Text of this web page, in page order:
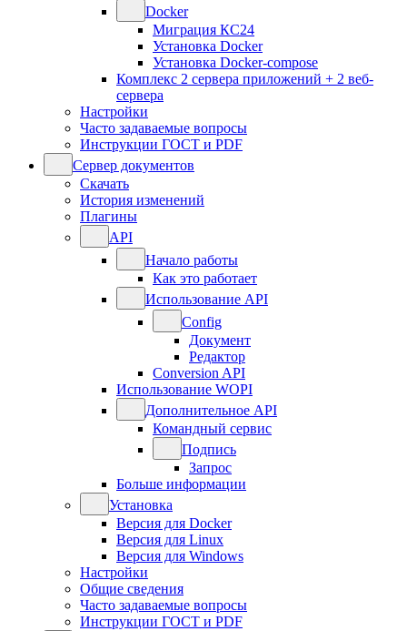
Docker
Миграция КС24
Установка Docker
Установка Docker-compose
Комплекс 2 сервера приложений + 2 веб-
сервера
Настройки
Часто задаваемые вопросы
Инструкции ГОСТ и PDF
Сервер документов
Скачать
История изменений
Плагины
API
Начало работы
Как это работает
Использование API
Config
Документ
Редактор
Conversion API
Использование WOPI
Дополнительное API
Командный сервис
Подпись
Запрос
Больше информации
Установка
Версия для Docker
Версия для Linux
Версия для Windows
Настройки
Общие сведения
Часто задаваемые вопросы
Инструкции ГОСТ и PDF